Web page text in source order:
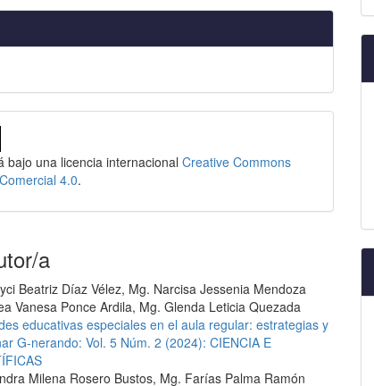
bajo una licencia internacionalCreative Commons
4.0.
a
Beatriz Díaz Vélez, Mg. Narcisa Jessenia Mendoza
Vanesa Ponce Ardila, Mg. Glenda Leticia Quezada
educativas especiales en el aula regular: estrategias y
G-nerando: Vol. 5 Núm. 2 (2024): CIENCIA E
Milena Rosero Bustos, Mg. Farías Palma Ramón